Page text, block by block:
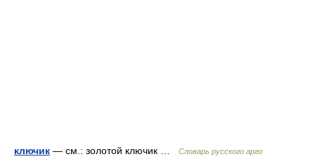
ключик — см.: золотой ключик … Словарь русского арго